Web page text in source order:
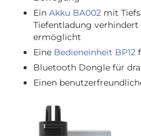
Ein Akku BA002 mit
Tiefentladung
ermöglicht
Eine Bedieneinheit BP12
Bluetooth Dongle für
Einen